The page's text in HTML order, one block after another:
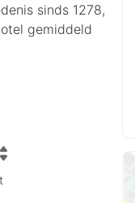
sinds 1278,
gemiddeld